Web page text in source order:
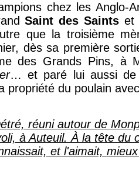
chez les Anglo-
Saint des Saintset
que la troisième
dès sa première
des Grands Pins, à
… et paré lui aussi
propriété du poulain
réuni autour de
à Auteuil. À la tête du
et l'aimait,